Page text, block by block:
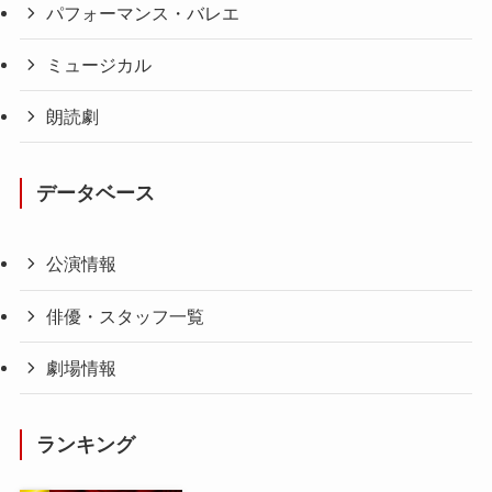
パフォーマンス・バレエ
ミュージカル
朗読劇
データベース
公演情報
俳優・スタッフ一覧
劇場情報
ランキング